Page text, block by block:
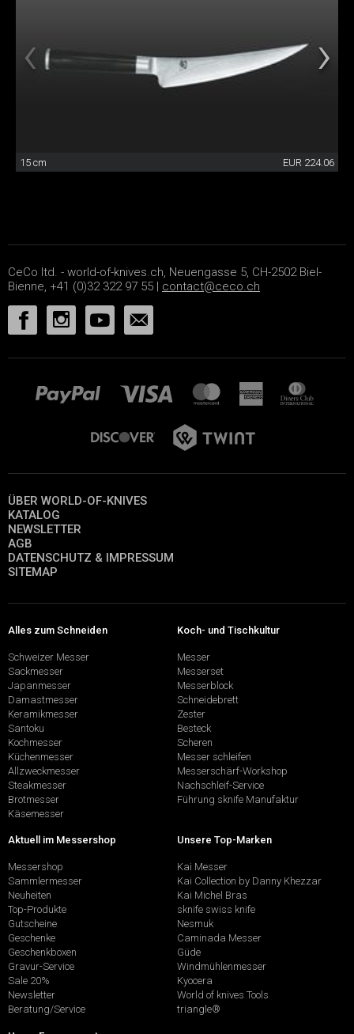
15 cm EUR 224.06
CeCo ltd. - world-of-knives.ch, Neuengasse 5, CH-2502 Biel-
Bienne, +41 (0)32 322 97 55 | contact@ceco.ch
ÜBER WORLD-OF-KNIVES
KATALOG
NEWSLETTER
AGB
DATENSCHUTZ & IMPRESSUM
SITEMAP
Alles zum Schneiden
Schweizer Messer
Sackmesser
Japanmesser
Damastmesser
Keramikmesser
Santoku
Kochmesser
Küchenmesser
Allzweckmesser
Steakmesser
Brotmesser
Käsemesser
Koch- und Tischkultur
Messer
Messerset
Messerblock
Schneidebrett
Zester
Besteck
Scheren
Messer schleifen
Messerschärf-Workshop
Nachschleif-Service
Führung sknife Manufaktur
Aktuell im Messershop
Messershop
Sammlermesser
Neuheiten
Top-Produkte
Gutscheine
Geschenke
Geschenkboxen
Gravur-Service
Sale 20%
Newsletter
Beratung/Service
Unsere Top-Marken
Kai Messer
Kai Collection by Danny Khezzar
Kai Michel Bras
sknife swiss knife
Nesmuk
Caminada Messer
Güde
Windmühlenmesser
Kyocera
World of knives Tools
triangle®